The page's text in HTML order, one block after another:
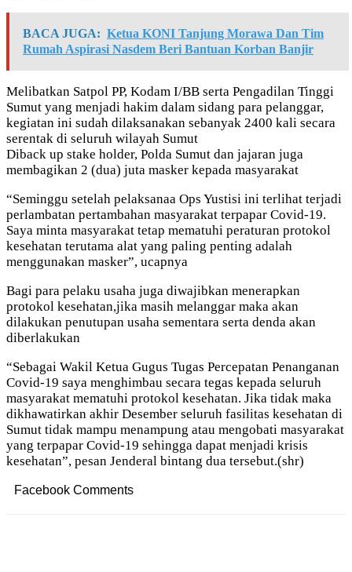
BACA JUGA: Ketua KONI Tanjung Morawa Dan Tim
Rumah Aspirasi Nasdem Beri Bantuan Korban Banjir
Melibatkan Satpol PP, Kodam I/BB serta Pengadilan Tinggi
Sumut yang menjadi hakim dalam sidang para pelanggar,
kegiatan ini sudah dilaksanakan sebanyak 2400 kali secara
serentak di seluruh wilayah Sumut
Diback up stake holder, Polda Sumut dan jajaran juga
membagikan 2 (dua) juta masker kepada masyarakat
“Seminggu setelah pelaksanaa Ops Yustisi ini terlihat terjadi
perlambatan pertambahan masyarakat terpapar Covid-19.
Saya minta masyarakat tetap mematuhi peraturan protokol
kesehatan terutama alat yang paling penting adalah
menggunakan masker”, ucapnya
Bagi para pelaku usaha juga diwajibkan menerapkan
protokol kesehatan,jika masih melanggar maka akan
dilakukan penutupan usaha sementara serta denda akan
diberlakukan
“Sebagai Wakil Ketua Gugus Tugas Percepatan Penanganan
Covid-19 saya menghimbau secara tegas kepada seluruh
masyarakat mematuhi protokol kesehatan. Jika tidak maka
dikhawatirkan akhir Desember seluruh fasilitas kesehatan di
Sumut tidak mampu menampung atau mengobati masyarakat
yang terpapar Covid-19 sehingga dapat menjadi krisis
kesehatan”, pesan Jenderal bintang dua tersebut.(shr)
Facebook Comments